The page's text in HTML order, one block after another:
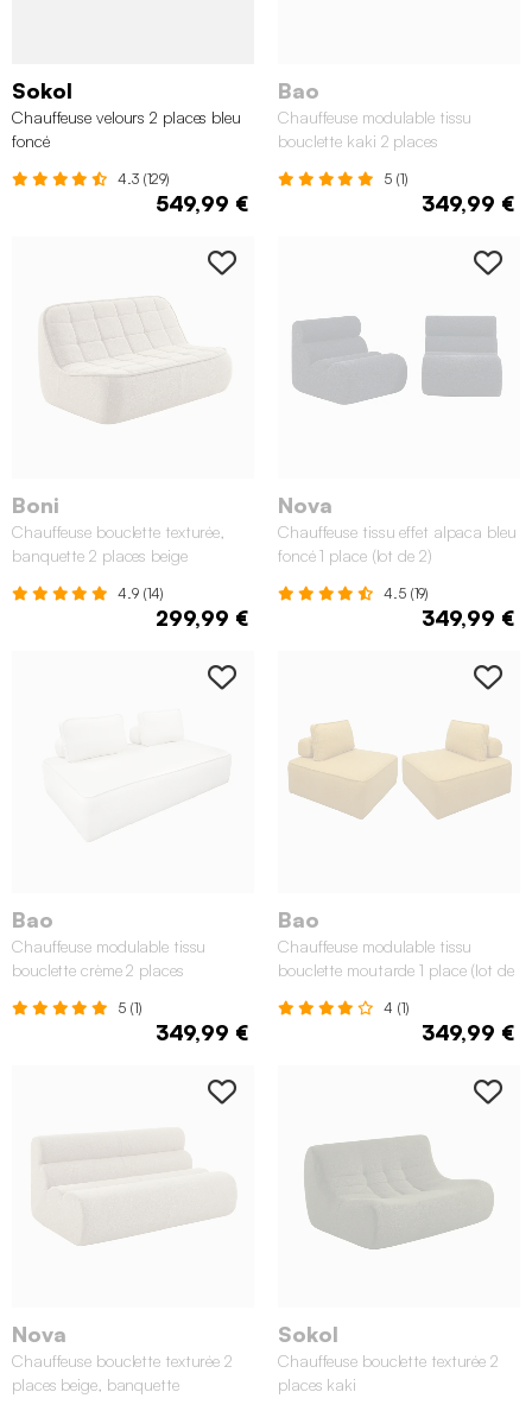
Sokol
Chauffeuse velours 2 places bleu
foncé
4.3 (129)
549,99 €
Bao
Chauffeuse modulable tissu
bouclette kaki 2 places
5 (1)
349,99 €
Boni
Chauffeuse bouclette texturée,
banquette 2 places beige
4.9 (14)
299,99 €
Nova
Chauffeuse tissu effet alpaca bleu
foncé 1 place (lot de 2)
4.5 (19)
349,99 €
Bao
Chauffeuse modulable tissu
bouclette crème 2 places
5 (1)
349,99 €
Bao
Chauffeuse modulable tissu
bouclette moutarde 1 place (lot de
4 (1)
349,99 €
Nova
Chauffeuse bouclette texturée 2
places beige, banquette
Sokol
Chauffeuse bouclette texturée 2
places kaki